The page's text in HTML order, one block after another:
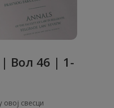
Вол 46 | 1-
овој свесци